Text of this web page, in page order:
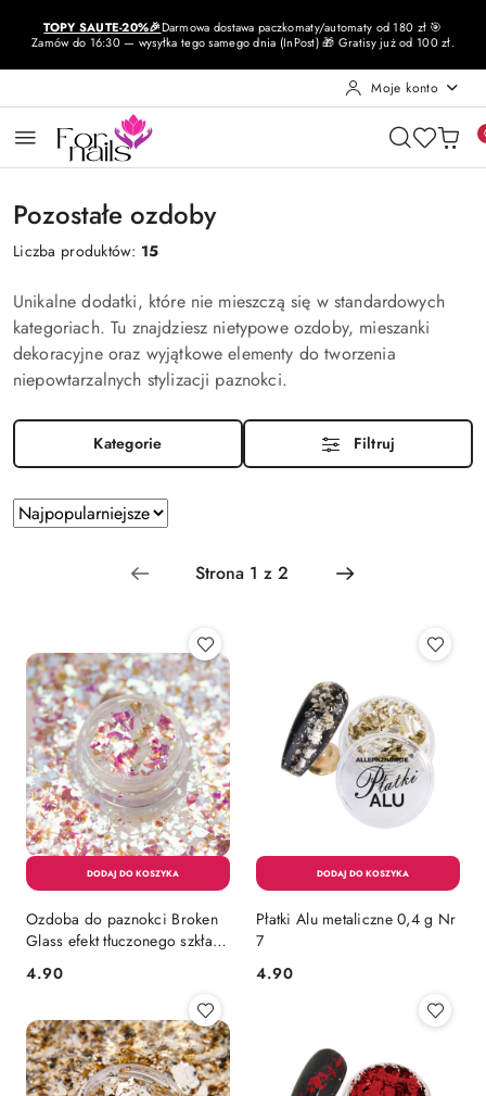
Przejdź do treści głównej
Przejdź do wyszukiwarki
Przejdź do moje konto
Przejdź do menu głównego
Przejdź do stopki
TOPY SAUTE-20%🎉Darmowa dostawa paczkomaty/automaty od 180 zł 🎯
Zamów do 16:30 — wysyłka tego samego dnia (InPost) 🎁 Gratisy już od 100 zł.
Moje konto
Pozostałe ozdoby
Liczba produktów: 15
Unikalne dodatki, które nie mieszczą się w standardowych
kategoriach. Tu znajdziesz nietypowe ozdoby, mieszanki
dekoracyjne oraz wyjątkowe elementy do tworzenia
niepowtarzalnych stylizacji paznokci.
Kategorie Filtruj
Zastosowano
sortowanie:
Najpopularniejsze.
Sortuj
według
Ozdoba do paznokci Broken
Glass efekt tłuczonego szkła
Aurora
Cena:
4.90
Płatki Alu metaliczne 0,4 g Nr
7
Cena:
4.90